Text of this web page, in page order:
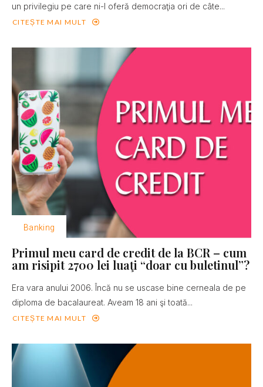
un privilegiu pe care ni-l oferă democraţia ori de câte...
CITEȘTE MAI MULT
Banking
Primul meu card de credit de la BCR – cum
am risipit 2700 lei luaţi “doar cu buletinul”?
Era vara anului 2006. Încă nu se uscase bine cerneala de pe
diploma de bacalaureat. Aveam 18 ani şi toată...
CITEȘTE MAI MULT